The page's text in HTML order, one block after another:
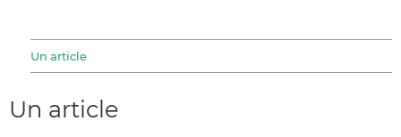
Un article
Un article